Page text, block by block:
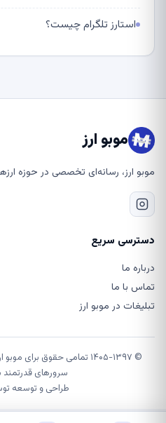
استارز تلگرام چیست؟
موبو ارز
موبو ارز، رسانه‌ای تخصصی در حوزه
دسترسی سریع
درباره ما
تماس با ما
تبلیغات در موبو ارز
© ۱۴۰۵-۱۳۹۷ تمامی حقوق
سرورهای
طراحی و توسعه